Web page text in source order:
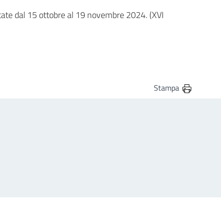
dal 15 ottobre al 19 novembre 2024. (XVI
Stampa